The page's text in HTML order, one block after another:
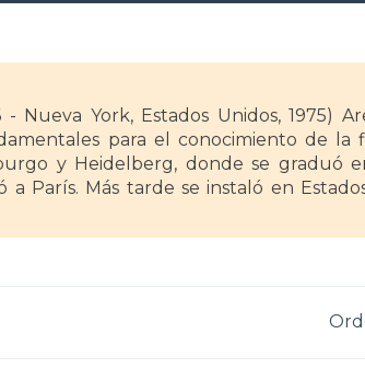
los
para el conocimiento de la
y Heidelberg, donde se graduó
París. Más tarde se instaló en
1946) y también la Jewish
enseñó asimismo en Columbia,